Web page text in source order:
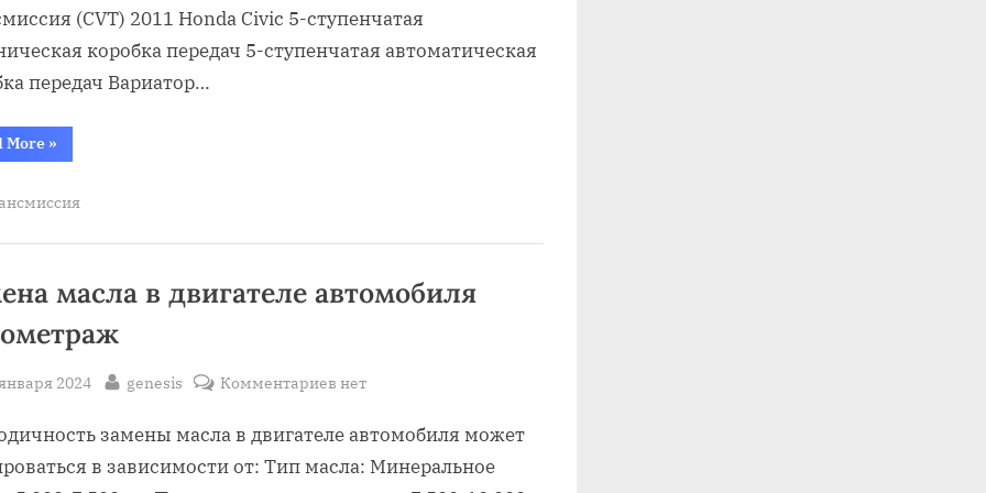
(CVT) 2011 Honda Civic 5-ступенчатая
коробка передач 5-ступенчатая автоматическая
передач Вариатор…
More“Трансмиссия
2011
»
масла в двигателе автомобиля
2024 By
genesis Комментариев к
Замена
масла
нет
замены масла в двигателе автомобиля может
в зависимости от: Тип масла: Минеральное